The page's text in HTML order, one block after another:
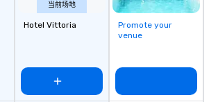
当前场地
Hotel Vittoria
Promote your
venue